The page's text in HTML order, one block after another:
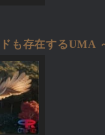
も存在するUMA